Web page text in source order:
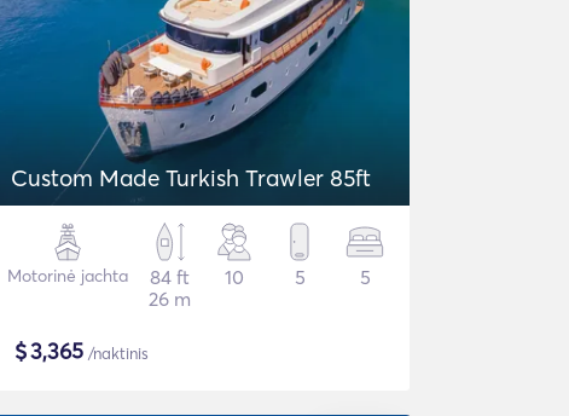
Custom Made Turkish Trawler 85ft
Motorinė jachta
84 ft
26 m
10 5 5
$3,365 /naktinis